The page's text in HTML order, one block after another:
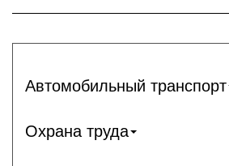
Автомобильный транспорт
Охрана труда